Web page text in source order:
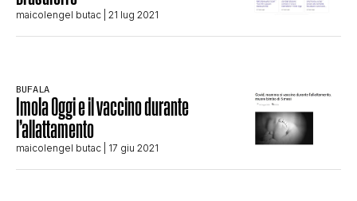
SALUTE E MEDICINA
STORIA E CITAZIONI
INTRATTENIMENTO
maicolengel butac | 21 lug 2021
BUFALA
Imola Oggi e il vaccino durante
l’allattamento
maicolengel butac | 17 giu 2021